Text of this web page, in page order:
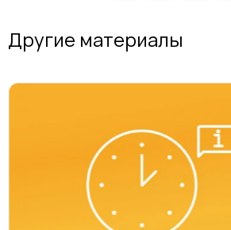
Другие материалы